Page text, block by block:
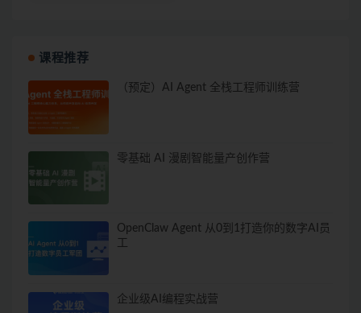
课程推荐
（预定）AI Agent 全栈工程师训练营
零基础 AI 漫剧智能量产创作营
OpenClaw Agent 从0到1打造你的数字AI员
企业级AI编程实战营